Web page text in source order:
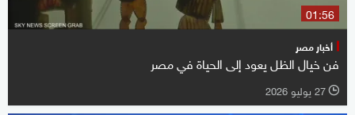
01:56
أخبار مصر
فن خيال الظل يعود إلى الحياة في مصر
l 27 يوليو 2026